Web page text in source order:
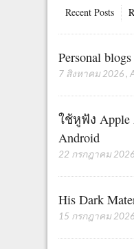
Recent Posts
Personal
7 สิงหาคม 2026 ,
ใช้หูฟัง Apple
Android
22 กรกฎาคม 2026
His Dark
15 กรกฎาคม 2026